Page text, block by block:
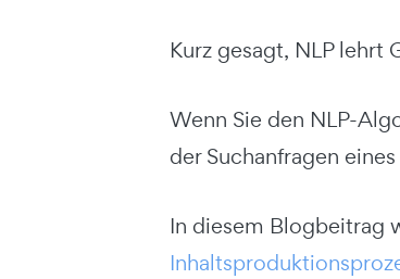
Kurz gesagt, NLP lehrt
Wenn Sie den NLP-
der Suchanfragen
In diesem Blogbeitrag